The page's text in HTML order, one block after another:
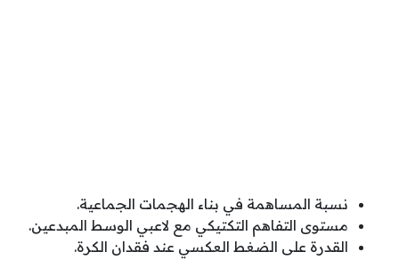
نسبة المساهمة في بناء الهجمات الجماعية.
مستوى التفاهم التكتيكي مع لاعبي الوسط المبدعين.
القدرة على الضغط العكسي عند فقدان الكرة.